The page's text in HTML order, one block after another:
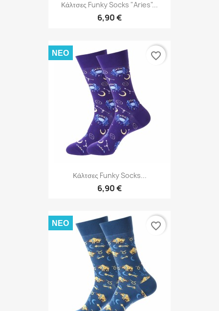
Κάλτσες Funky Socks "Aries"...
6,90 €
Κάλτσες Funky Socks...
6,90 €
ΝΈΟ favorite_border
ΝΈΟ favorite_border